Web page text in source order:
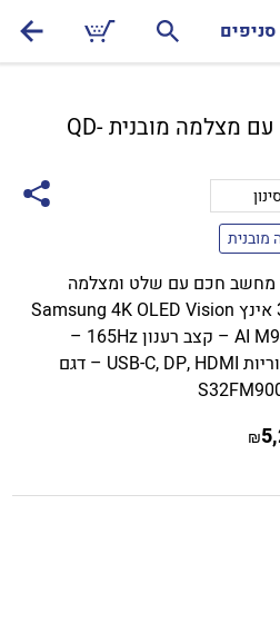
סניפים
מסך מחשב Samsung עם מצלמה מובנית QD-
סינון
מחשב חכם עם שלט ומצלמה
31.5 אינץ Samsung 4K OLED Vision
AI M90SF – קצב רענון 165Hz –
קישוריות USB-C, DP, HDMI – דגם
₪